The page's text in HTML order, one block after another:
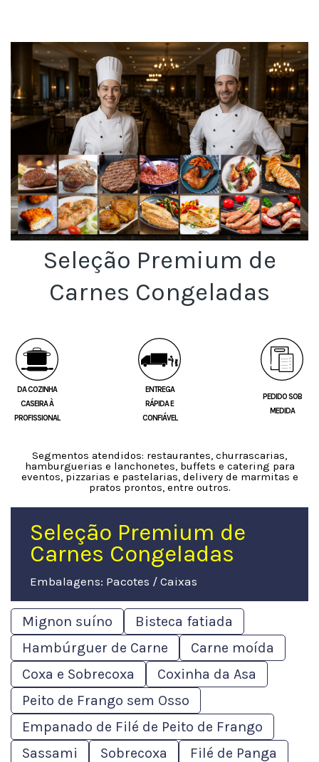
Seleção Premium de
Carnes Congeladas
DA COZINHA
CASEIRA À
PROFISSIONAL
ENTREGA
RÁPIDA E
CONFIÁVEL
PEDIDO SOB
MEDIDA
Segmentos atendidos: restaurantes, churrascarias,
hamburguerias e lanchonetes, buffets e catering para
eventos, pizzarias e pastelarias, delivery de marmitas e
pratos prontos, entre outros.
Seleção Premium de
Carnes Congeladas
Embalagens: Pacotes / Caixas
Mignon suíno
Bisteca fatiada
Hambúrguer de Carne
Carne moída
Coxa e Sobrecoxa
Coxinha da Asa
Peito de Frango sem Osso
Empanado de Filé de Peito de Frango
Sassami
Sobrecoxa
Filé de Panga